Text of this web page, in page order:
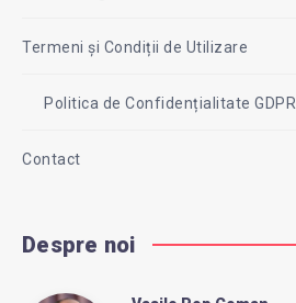
Termeni și Condiții de Utilizare
Politica de Confidențialitate GDPR
Contact
Despre noi